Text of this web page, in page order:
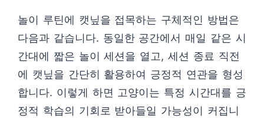
놀이 루틴에 캣닢을 접목하는 구체적인 방법은
다음과 같습니다. 동일한 공간에서 매일 같은 시
간대에 짧은 놀이 세션을 열고, 세션 종료 직전
에 캣닢을 간단히 활용하여 긍정적 연관을 형성
합니다. 이렇게 하면 고양이는 특정 시간대를 긍
정적 학습의 기회로 받아들일 가능성이 커집니